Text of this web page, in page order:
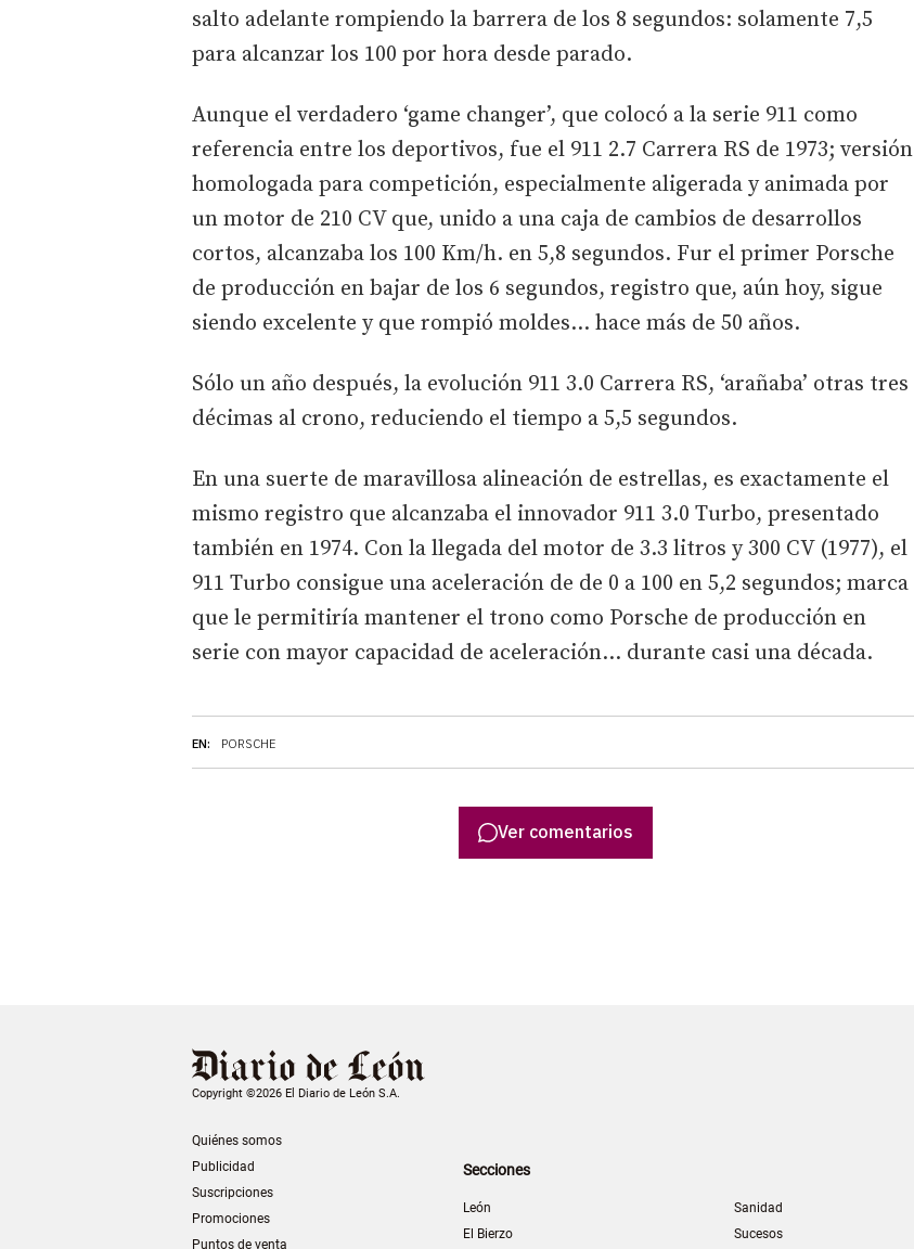
EN: PORSCHE
salto adelante rompiendo la barrera de los 8 segundos: solamente 7,5
para alcanzar los 100 por hora desde parado.
Aunque el verdadero ‘game changer’, que colocó a la serie 911 como
referencia entre los deportivos, fue el 911 2.7 Carrera RS de 1973; versión
homologada para competición, especialmente aligerada y animada por
un motor de 210 CV que, unido a una caja de cambios de desarrollos
cortos, alcanzaba los 100 Km/h. en 5,8 segundos. Fur el primer Porsche
de producción en bajar de los 6 segundos, registro que, aún hoy, sigue
siendo excelente y que rompió moldes… hace más de 50 años.
Sólo un año después, la evolución 911 3.0 Carrera RS, ‘arañaba’ otras tres
décimas al crono, reduciendo el tiempo a 5,5 segundos.
En una suerte de maravillosa alineación de estrellas, es exactamente el
mismo registro que alcanzaba el innovador 911 3.0 Turbo, presentado
también en 1974. Con la llegada del motor de 3.3 litros y 300 CV (1977), el
911 Turbo consigue una aceleración de de 0 a 100 en 5,2 segundos; marca
que le permitiría mantener el trono como Porsche de producción en
serie con mayor capacidad de aceleración… durante casi una década.
Ver comentarios
Copyright ©2026 El Diario de León S.A.
Quiénes somos
Publicidad
Suscripciones
Promociones
Puntos de venta
Secciones
León
El Bierzo
Sanidad
Sucesos